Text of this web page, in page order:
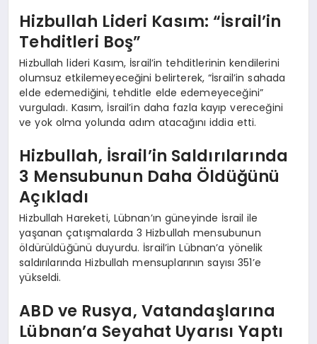
Hizbullah Lideri Kasım: “İsrail’in
Tehditleri Boş”
Hizbullah lideri Kasım, İsrail’in tehditlerinin kendilerini
olumsuz etkilemeyeceğini belirterek, “İsrail’in sahada
elde edemediğini, tehditle elde edemeyeceğini”
vurguladı. Kasım, İsrail’in daha fazla kayıp vereceğini
ve yok olma yolunda adım atacağını iddia etti.
Hizbullah, İsrail’in Saldırılarında
3 Mensubunun Daha Öldüğünü
Açıkladı
Hizbullah Hareketi, Lübnan’ın güneyinde İsrail ile
yaşanan çatışmalarda 3 Hizbullah mensubunun
öldürüldüğünü duyurdu. İsrail’in Lübnan’a yönelik
saldırılarında Hizbullah mensuplarının sayısı 351’e
yükseldi.
ABD ve Rusya, Vatandaşlarına
Lübnan’a Seyahat Uyarısı Yaptı